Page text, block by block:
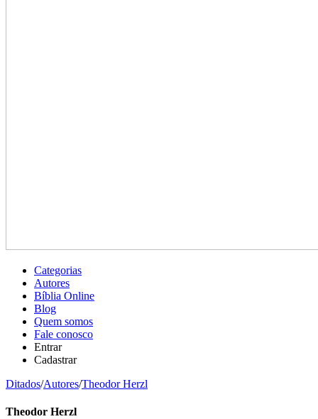
Categorias
Autores
Bíblia Online
Blog
Quem somos
Fale conosco
Entrar
Cadastrar
Ditados/Autores/Theodor Herzl
Theodor Herzl